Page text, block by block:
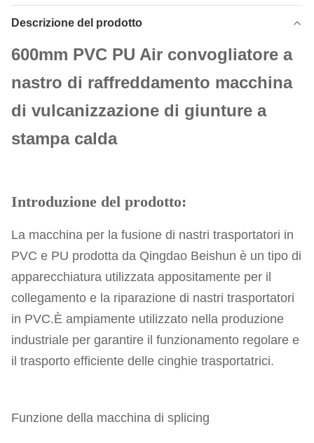
Descrizione del prodotto
600mm PVC PU Air convogliatore a
nastro di raffreddamento macchina
di vulcanizzazione di giunture a
stampa calda
Introduzione del prodotto:
La macchina per la fusione di nastri trasportatori in
PVC e PU prodotta da Qingdao Beishun è un tipo di
apparecchiatura utilizzata appositamente per il
collegamento e la riparazione di nastri trasportatori
in PVC.È ampiamente utilizzato nella produzione
industriale per garantire il funzionamento regolare e
il trasporto efficiente delle cinghie trasportatrici.
Funzione della macchina di splicing